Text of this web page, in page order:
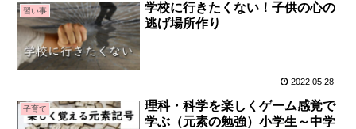
習い事
学校に行きたくない！子供の心の
逃げ場所作り
2022.05.28
子育て
理科・科学を楽しくゲーム感覚で
学ぶ（元素の勉強）小学生～中学